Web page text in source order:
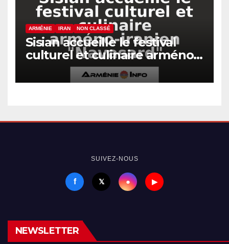
ARMÉNIE IRAN NON CLASSÉ
Sisian accueille le festival
culturel et culinaire arméno-
iranien « Navasard »
SUIVEZ-NOUS
f 𝕏 ● ▶
NEWSLETTER